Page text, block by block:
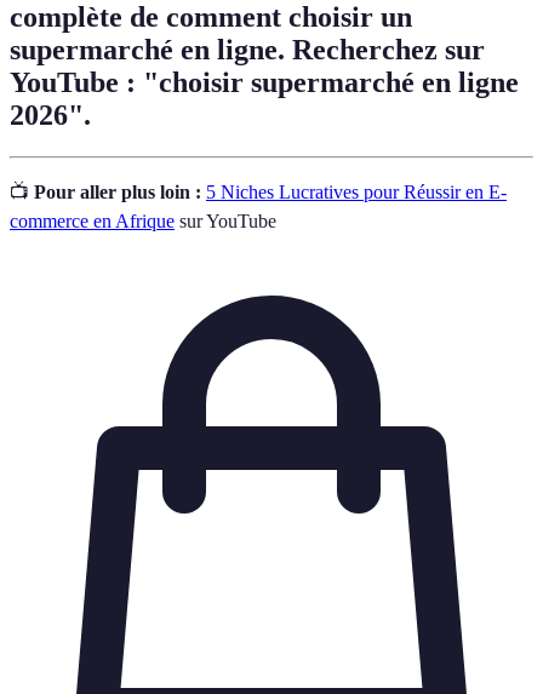
complète de comment choisir un
supermarché en ligne. Recherchez sur
YouTube : "choisir supermarché en ligne
2026".
📺 Pour aller plus loin : 5 Niches Lucratives pour Réussir en E-
commerce en Afrique sur YouTube